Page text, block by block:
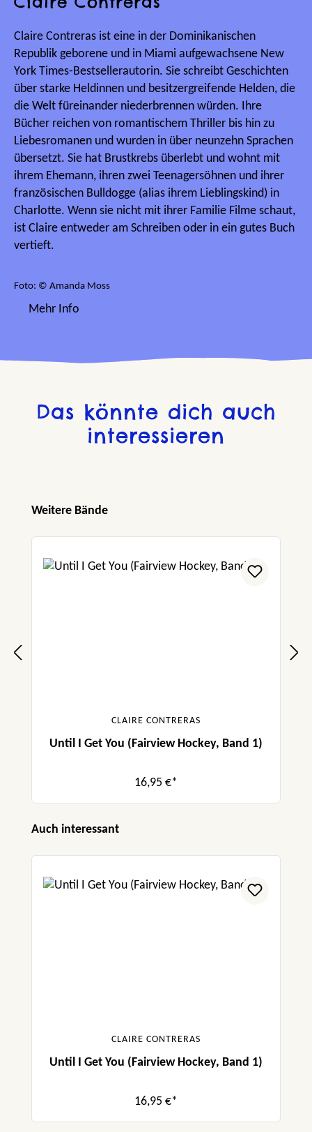
Claire Contreras ist eine in der Dominikanischen
Republik geborene und in Miami aufgewachsene New
York Times-Bestsellerautorin. Sie schreibt Geschichten
über starke Heldinnen und besitzergreifende Helden, die
die Welt füreinander niederbrennen würden. Ihre
Bücher reichen von romantischem Thriller bis hin zu
Liebesromanen und wurden in über neunzehn Sprachen
übersetzt. Sie hat Brustkrebs überlebt und wohnt mit
ihrem Ehemann, ihren zwei Teenagersöhnen und ihrer
französischen Bulldogge (alias ihrem Lieblingskind) in
Charlotte. Wenn sie nicht mit ihrer Familie Filme schaut,
ist Claire entweder am Schreiben oder in ein gutes Buch
vertieft.
Foto: © Amanda Moss
Mehr Info
Das könnte dich auch
interessieren
Produktgalerie überspringen
Weitere Bände
CLAIRE CONTRERAS
Until I Get You (Fairview Hockey, Band 1)
16,95 €*
Produktgalerie überspringen
Auch interessant
CLAIRE CONTRERAS
Until I Get You (Fairview Hockey, Band 1)
16,95 €*